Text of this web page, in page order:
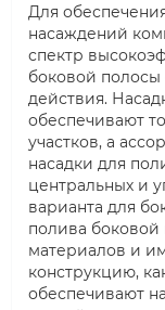
Для
насаждений
спектр
боковой
действия.
обеспечивают
участков, а
насадки для
центральных и
варианта для
полива боковой
материалов и
конструкцию,
обеспечивают